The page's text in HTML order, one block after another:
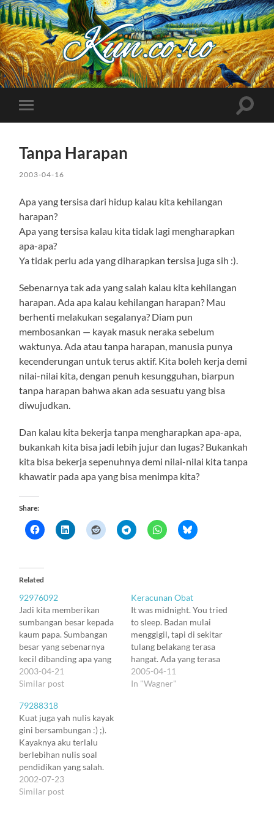
Kuncoro++
Toggle
mobile
Toggle
Tanpa Harapan
2003-04-16
Apa yang tersisa dari hidup kalau kita kehilangan
harapan?
Apa yang tersisa kalau kita tidak lagi mengharapkan
apa-apa?
Ya tidak perlu ada yang diharapkan tersisa juga sih :).
Sebenarnya tak ada yang salah kalau kita kehilangan
harapan. Ada apa kalau kehilangan harapan? Mau
berhenti melakukan segalanya? Diam pun
membosankan — kayak masuk neraka sebelum
waktunya. Ada atau tanpa harapan, manusia punya
kecenderungan untuk terus aktif. Kita boleh kerja demi
nilai-nilai kita, dengan penuh kesungguhan, biarpun
tanpa harapan bahwa akan ada sesuatu yang bisa
diwujudkan.
Dan kalau kita bekerja tanpa mengharapkan apa-apa,
bukankah kita bisa jadi lebih jujur dan lugas? Bukankah
kita bisa bekerja sepenuhnya demi nilai-nilai kita tanpa
khawatir pada apa yang bisa menimpa kita?
Share:
Related
92976092
Jadi kita memberikan
sumbangan besar kepada
kaum papa. Sumbangan
besar yang sebenarnya
kecil dibanding apa yang
telah dikaruniakan Allah
kepada kita. Lalu kita
Ha-ha :). Kita tidak
memiliki sepicing hak pun
untuk memperoleh terima
kasih. Kalau kita memiliki
nilai-nilai yang menuntut
kita untuk peka pada
sesama, kita sedang…
2003-04-21
Similar post
Keracunan Obat
It was midnight. You tried
to sleep. Badan mulai
menggigil, tapi di sekitar
tulang belakang terasa
hangat. Ada yang terasa
terus menerus ditarik dan
dikontaksikan secara
2005-04-11
In "Wagner"
79288318
Kuat juga yah nulis kayak
gini bersambungan :) ;).
Kayaknya aku terlalu
berlebihan nulis soal
pendidikan yang salah.
Mungkin bukan gitu sih.
Mungkin yang salah justru
2002-07-23
Similar post